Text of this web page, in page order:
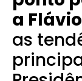
a Flávio
as